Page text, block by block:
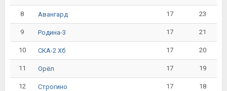
8 Авангард 17 23
9 Родина-3 17 21
10 СКА-2 Хб 17 20
11 Орёл 17 19
12 Строгино 17 18